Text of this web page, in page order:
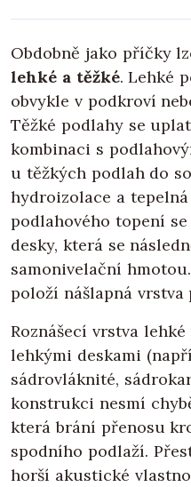
Obdobně jako příčky
lehké a těžké. Lehké
obvykle v podkroví
Těžké podlahy se
kombinaci s
u těžkých podlah do
hydroizolace a
podlahového topení
desky, která se
samonivelační
položí nášlapná vrstva
Roznášecí vrstva
lehkými deskami
sádrovláknité,
konstrukci nesmí
která brání přenosu
spodního podlaží.
horší akustické